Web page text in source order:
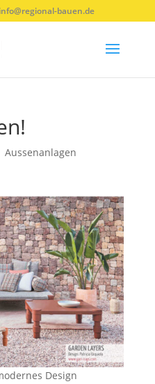
info@regional-bauen.de
Aussenanlagen
Design